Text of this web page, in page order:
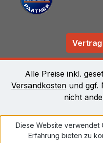
Alle Preise inkl.
Versandkostenund ggf.
nicht
Diese Website verwendet
Erfahrung bieten zu